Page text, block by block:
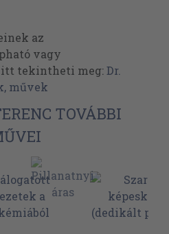
az
vagy
itt tekintheti meg:Dr.
művek
TOVÁBBI